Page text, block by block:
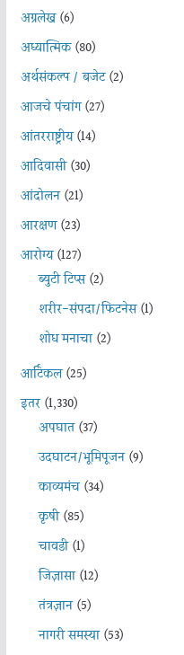
अग्रलेख(6)
अध्यात्मिक(80)
अर्थसंकल्प / बजेट(2)
आजचे पंचांग(27)
आंतरराष्ट्रीय(14)
आदिवासी(30)
आंदोलन(21)
आरक्षण(23)
आरोग्य(127)
ब्युटी टिप्स(2)
शरीर-संपदा/फिटनेस(1)
शोध मनाचा(2)
आर्टिकल(25)
इतर(1,330)
अपघात(37)
उदघाटन/भूमिपूजन(9)
काव्यमंच(34)
कृषी(85)
चावडी(1)
जिज्ञासा(12)
तंत्रज्ञान(5)
नागरी समस्या(53)